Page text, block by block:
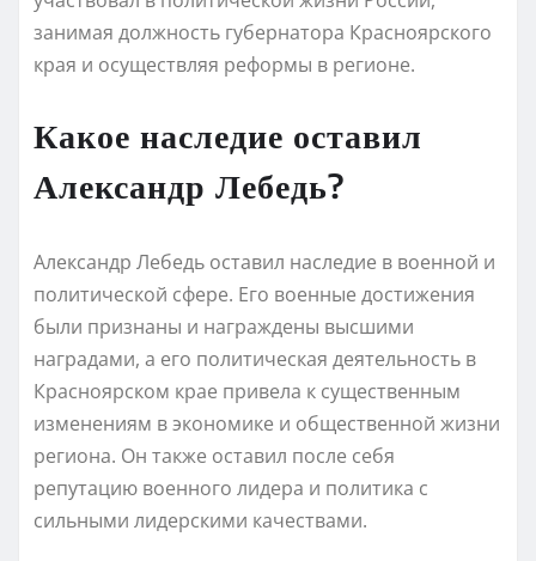
занимая должность губернатора Красноярского
края и осуществляя реформы в регионе.
Какое наследие оставил
Александр Лебедь?
Александр Лебедь оставил наследие в военной и
политической сфере. Его военные достижения
были признаны и награждены высшими
наградами, а его политическая деятельность в
Красноярском крае привела к существенным
изменениям в экономике и общественной жизни
региона. Он также оставил после себя
репутацию военного лидера и политика с
сильными лидерскими качествами.